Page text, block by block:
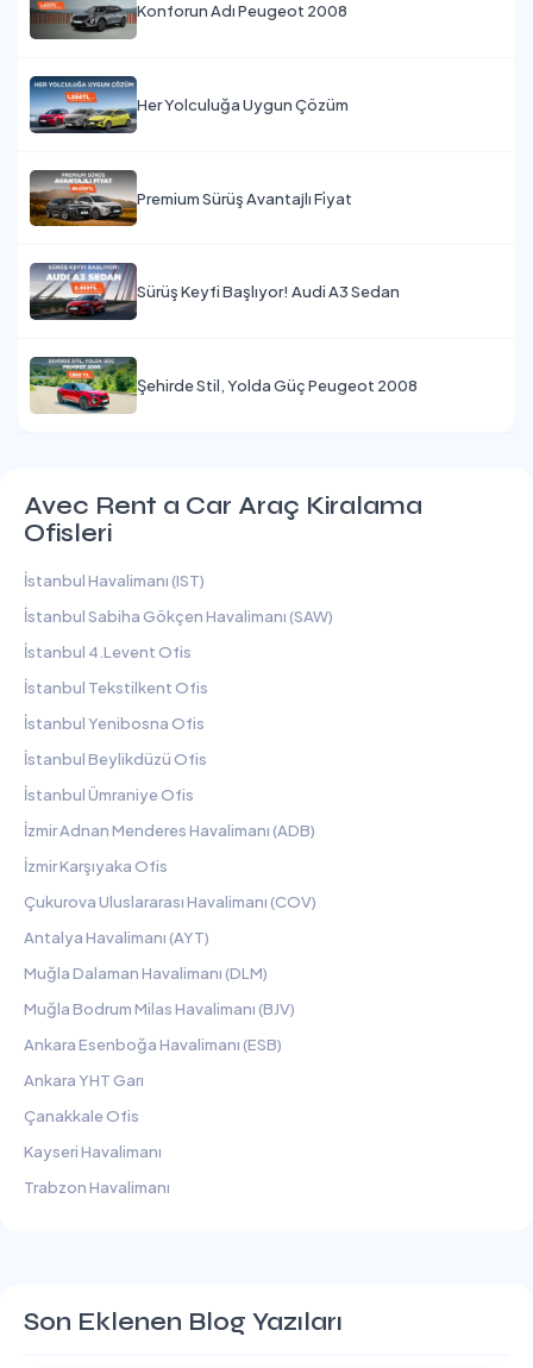
Konforun Adı Peugeot 2008
Her Yolculuğa Uygun Çözüm
Premium Sürüş Avantajlı Fi̇yat
Sürüş Keyfi Başlıyor! Audi A3 Sedan
Şehirde Stil, Yolda Güç Peugeot 2008
Avec Rent a Car Araç Kiralama
Ofisleri
İstanbul Havalimanı (IST)
İstanbul Sabiha Gökçen Havalimanı (SAW)
İstanbul 4.Levent Ofis
İstanbul Tekstilkent Ofis
İstanbul Yenibosna Ofis
İstanbul Beylikdüzü Ofis
İstanbul Ümraniye Ofis
İzmir Adnan Menderes Havalimanı (ADB)
İzmir Karşıyaka Ofis
Çukurova Uluslararası Havalimanı (COV)
Antalya Havalimanı (AYT)
Muğla Dalaman Havalimanı (DLM)
Muğla Bodrum Milas Havalimanı (BJV)
Ankara Esenboğa Havalimanı (ESB)
Ankara YHT Garı
Çanakkale Ofis
Kayseri Havalimanı
Trabzon Havalimanı
Son Eklenen Blog Yazıları